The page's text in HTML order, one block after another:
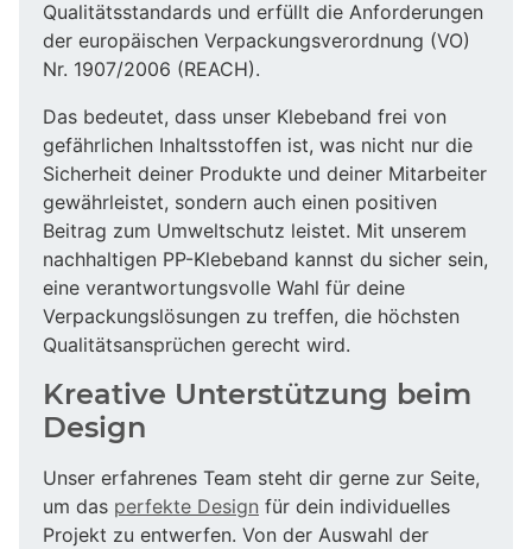
Qualitätsstandards und erfüllt die Anforderungen
der europäischen Verpackungsverordnung (VO)
Nr. 1907/2006 (REACH).
Das bedeutet, dass unser Klebeband frei von
gefährlichen Inhaltsstoffen ist, was nicht nur die
Sicherheit deiner Produkte und deiner Mitarbeiter
gewährleistet, sondern auch einen positiven
Beitrag zum Umweltschutz leistet. Mit unserem
nachhaltigen PP-Klebeband kannst du sicher sein,
eine verantwortungsvolle Wahl für deine
Verpackungslösungen zu treffen, die höchsten
Qualitätsansprüchen gerecht wird.
Kreative Unterstützung beim
Design
Unser erfahrenes Team steht dir gerne zur Seite,
um das perfekte Design für dein individuelles
Projekt zu entwerfen. Von der Auswahl der